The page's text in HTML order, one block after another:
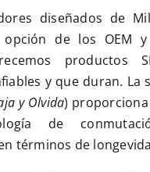
diseñados de
opción de los OEM
productos
y que duran. La
y Olvida)
de
términos de